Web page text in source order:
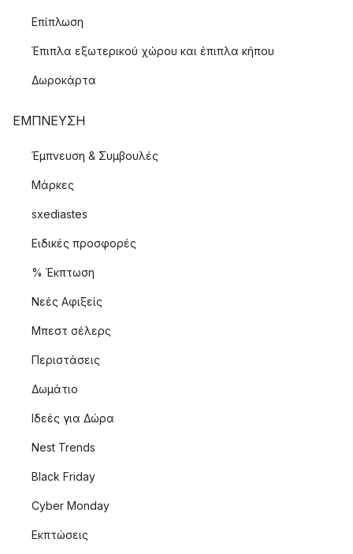
Επίπλωση
Έπιπλα εξωτερικού χώρου και έπιπλα κήπου
Δωροκάρτα
ΈΜΠΝΕΥΣΗ
Έμπνευση & Συμβουλές
Μάρκες
sxediastes
Ειδικές προσφορές
% Έκπτωση
Νεές Αφιξείς
Μπεστ σέλερς
Περιστάσεις
Δωμάτιο
Ιδεές για Δώρα
Nest Trends
Black Friday
Cyber Monday
Εκπτώσεις